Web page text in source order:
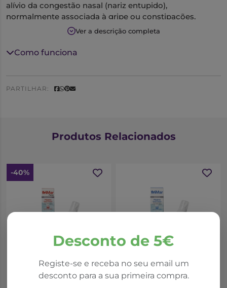
alívio da congestão nasal (nariz entupido),
normalmente associada à gripe ou constipações,
sinusite e rinite infeciosa ou alérgica.
Ver a descrição completa
Como funciona
PARTILHAR:
Desconto de 5€
Registe-se e receba no seu email um
desconto para a sua primeira compra.
Produtos Relacionados
-40%
Farline